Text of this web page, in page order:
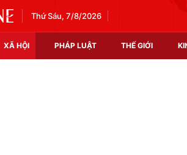
Thứ Sáu, 7/8/2026
XÃ HỘI PHÁP LUẬT THẾ GIỚI